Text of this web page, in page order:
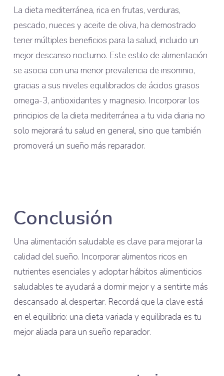
La dieta mediterránea, rica en frutas, verduras,
pescado, nueces y aceite de oliva, ha demostrado
tener múltiples beneficios para la salud, incluido un
mejor descanso nocturno. Este estilo de alimentación
se asocia con una menor prevalencia de insomnio,
gracias a sus niveles equilibrados de ácidos grasos
omega-3, antioxidantes y magnesio. Incorporar los
principios de la dieta mediterránea a tu vida diaria no
solo mejorará tu salud en general, sino que también
promoverá un sueño más reparador.
Conclusión
Una alimentación saludable es clave para mejorar la
calidad del sueño. Incorporar alimentos ricos en
nutrientes esenciales y adoptar hábitos alimenticios
saludables te ayudará a dormir mejor y a sentirte más
descansado al despertar. Recordá que la clave está
en el equilibrio: una dieta variada y equilibrada es tu
mejor aliada para un sueño reparador.